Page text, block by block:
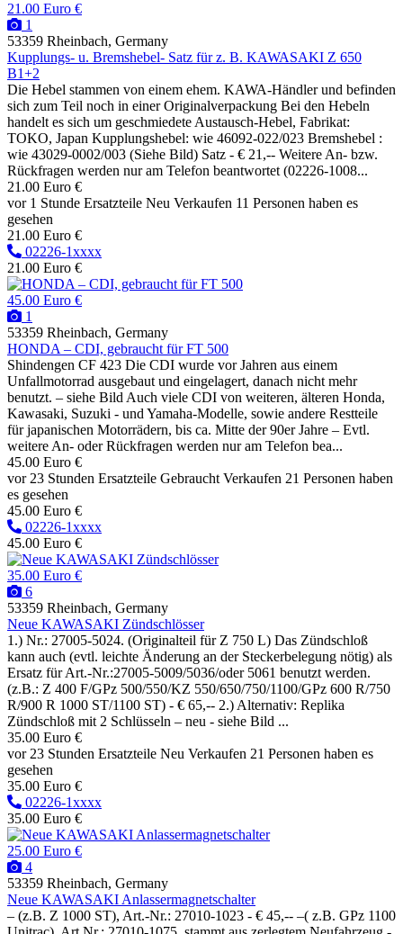
21.00 Euro €
1
53359 Rheinbach, Germany
Kupplungs- u. Bremshebel- Satz für z. B. KAWASAKI Z 650
B1+2
Die Hebel stammen von einem ehem. KAWA-Händler und befinden
sich zum Teil noch in einer Originalverpackung Bei den Hebeln
handelt es sich um geschmiedete Austausch-Hebel, Fabrikat:
TOKO, Japan Kupplungshebel: wie 46092-022/023 Bremshebel :
wie 43029-0002/003 (Siehe Bild) Satz - € 21,-- Weitere An- bzw.
Rückfragen werden nur am Telefon beantwortet (02226-1008...
21.00 Euro €
vor 1 Stunde Ersatzteile Neu Verkaufen 11 Personen haben es
gesehen
21.00 Euro €
02226-1xxxx
21.00 Euro €
45.00 Euro €
1
53359 Rheinbach, Germany
HONDA – CDI, gebraucht für FT 500
Shindengen CF 423 Die CDI wurde vor Jahren aus einem
Unfallmotorrad ausgebaut und eingelagert, danach nicht mehr
benutzt. – siehe Bild Auch viele CDI von weiteren, älteren Honda,
Kawasaki, Suzuki - und Yamaha-Modelle, sowie andere Restteile
für japanischen Motorrädern, bis ca. Mitte der 90er Jahre – Evtl.
weitere An- oder Rückfragen werden nur am Telefon bea...
45.00 Euro €
vor 23 Stunden Ersatzteile Gebraucht Verkaufen 21 Personen haben
es gesehen
45.00 Euro €
02226-1xxxx
45.00 Euro €
35.00 Euro €
6
53359 Rheinbach, Germany
Neue KAWASAKI Zündschlösser
1.) Nr.: 27005-5024. (Originalteil für Z 750 L) Das Zündschloß
kann auch (evtl. leichte Änderung an der Steckerbelegung nötig) als
Ersatz für Art.-Nr.:27005-5009/5036/oder 5061 benutzt werden.
(z.B.: Z 400 F/GPz 500/550/KZ 550/650/750/1100/GPz 600 R/750
R/900 R 1000 ST/1100 ST) - € 65,-- 2.) Alternativ: Replika
Zündschloß mit 2 Schlüsseln – neu - siehe Bild ...
35.00 Euro €
vor 23 Stunden Ersatzteile Neu Verkaufen 21 Personen haben es
gesehen
35.00 Euro €
02226-1xxxx
35.00 Euro €
25.00 Euro €
4
53359 Rheinbach, Germany
Neue KAWASAKI Anlassermagnetschalter
– (z.B. Z 1000 ST), Art.-Nr.: 27010-1023 - € 45,-- –( z.B. GPz 1100